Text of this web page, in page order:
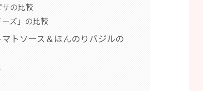
の比較
ズ」の比較
トソース＆ほんのりバジルの